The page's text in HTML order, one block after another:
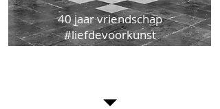
40 jaar vriendschap
#liefdevoorkunst
envormgeving